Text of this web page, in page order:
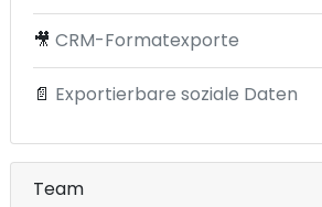
🎥 CRM-Formatexporte
📄 Exportierbare soziale Daten
Team